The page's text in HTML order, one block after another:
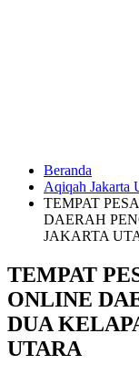
HUBUNGI
KAMI
0823
Beranda
Aqiqah Jakarta
TEMPAT
DAERAH
JAKARTA
TEMPAT
ONLINE
DUA
UTARA